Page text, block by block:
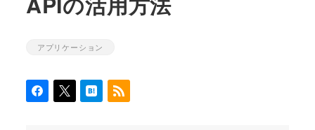
カテゴリー
アプリケーション